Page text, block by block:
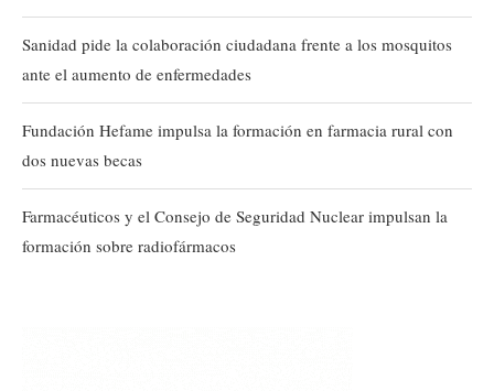
Sanidad pide la colaboración ciudadana frente a los mosquitos
ante el aumento de enfermedades
Fundación Hefame impulsa la formación en farmacia rural con
dos nuevas becas
Farmacéuticos y el Consejo de Seguridad Nuclear impulsan la
formación sobre radiofármacos